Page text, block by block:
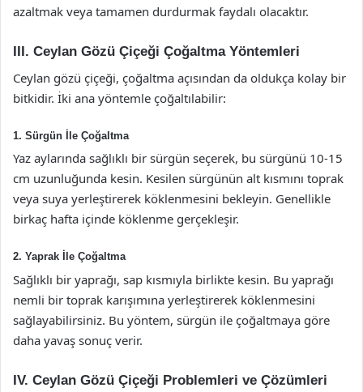
azaltmak veya tamamen durdurmak faydalı olacaktır.
III. Ceylan Gözü Çiçeği Çoğaltma Yöntemleri
Ceylan gözü çiçeği, çoğaltma açısından da oldukça kolay bir
bitkidir. İki ana yöntemle çoğaltılabilir:
1. Sürgün İle Çoğaltma
Yaz aylarında sağlıklı bir sürgün seçerek, bu sürgünü 10-15
cm uzunluğunda kesin. Kesilen sürgünün alt kısmını toprak
veya suya yerleştirerek köklenmesini bekleyin. Genellikle
birkaç hafta içinde köklenme gerçekleşir.
2. Yaprak İle Çoğaltma
Sağlıklı bir yaprağı, sap kısmıyla birlikte kesin. Bu yaprağı
nemli bir toprak karışımına yerleştirerek köklenmesini
sağlayabilirsiniz. Bu yöntem, sürgün ile çoğaltmaya göre
daha yavaş sonuç verir.
IV. Ceylan Gözü Çiçeği Problemleri ve Çözümleri